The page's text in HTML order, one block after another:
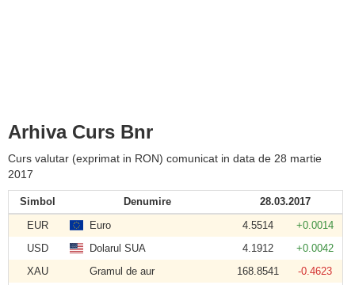
Arhiva Curs Bnr
Curs valutar (exprimat in RON) comunicat in data de 28 martie
2017
Simbol Denumire
28.03.2017
EUR
Euro 4.5514
+0.0014
USD
Dolarul SUA 4.1912
+0.0042
XAU
Gramul de aur 168.8541
-0.4623